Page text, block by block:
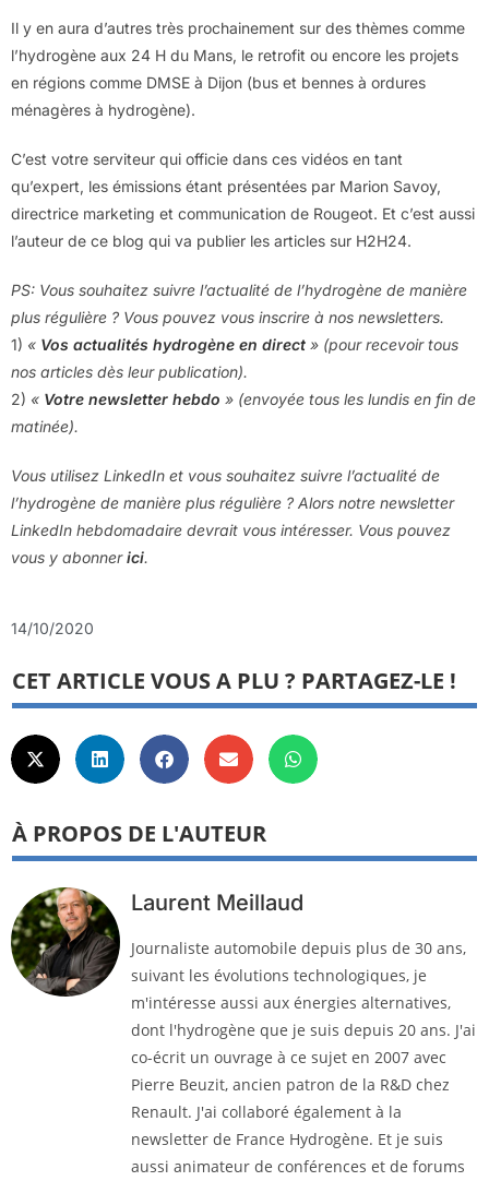
Il y en aura d’autres très prochainement sur des thèmes comme
l’hydrogène aux 24 H du Mans, le retrofit ou encore les projets
en régions comme DMSE à Dijon (bus et bennes à ordures
ménagères à hydrogène).
C’est votre serviteur qui officie dans ces vidéos en tant
qu’expert, les émissions étant présentées par Marion Savoy,
directrice marketing et communication de Rougeot. Et c’est aussi
l’auteur de ce blog qui va publier les articles sur H2H24.
PS: Vous souhaitez suivre l’actualité de l’hydrogène de manière
plus régulière ? Vous pouvez vous inscrire à nos newsletters.
1) « Vos actualités hydrogène en direct » (pour recevoir tous
nos articles dès leur publication).
2) « Votre newsletter hebdo » (envoyée tous les lundis en fin de
matinée).
Vous utilisez LinkedIn et vous souhaitez suivre l’actualité de
l’hydrogène de manière plus régulière ? Alors notre newsletter
LinkedIn hebdomadaire devrait vous intéresser. Vous pouvez
vous y abonnerici.
14/10/2020
CET ARTICLE VOUS A PLU ? PARTAGEZ-LE !
À PROPOS DE L'AUTEUR
Laurent Meillaud
Journaliste automobile depuis plus de 30 ans,
suivant les évolutions technologiques, je
m'intéresse aussi aux énergies alternatives,
dont l'hydrogène que je suis depuis 20 ans. J'ai
co-écrit un ouvrage à ce sujet en 2007 avec
Pierre Beuzit, ancien patron de la R&D chez
Renault. J'ai collaboré également à la
newsletter de France Hydrogène. Et je suis
aussi animateur de conférences et de forums